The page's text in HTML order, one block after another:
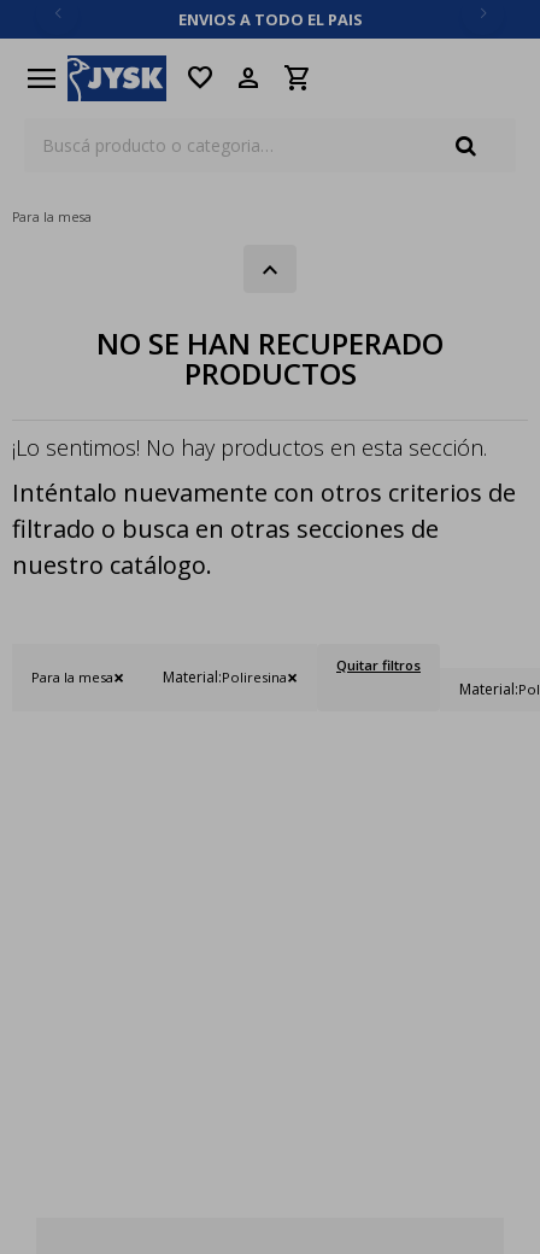
ENVIOS A TODO EL PAIS
menu favorite
Para la mesa
NO SE HAN RECUPERADO
PRODUCTOS
¡Lo sentimos! No hay productos en esta sección.
Inténtalo nuevamente con otros criterios de
filtrado o busca en otras secciones de
nuestro catálogo.
Para la mesa Material:Poliresina
Quitar filtros
Material:
close